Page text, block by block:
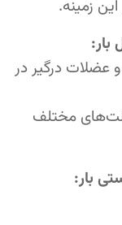
زمینه.
بار:
عضلات درگیر در
مختلف
بار: